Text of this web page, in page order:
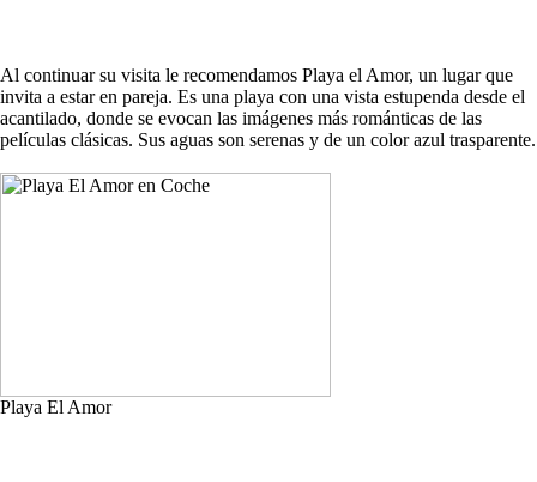
Al continuar su visita le recomendamos Playa el Amor, un lugar que
invita a estar en pareja. Es una playa con una vista estupenda desde el
acantilado, donde se evocan las imágenes más románticas de las
películas clásicas. Sus aguas son serenas y de un color azul trasparente.
Playa El Amor